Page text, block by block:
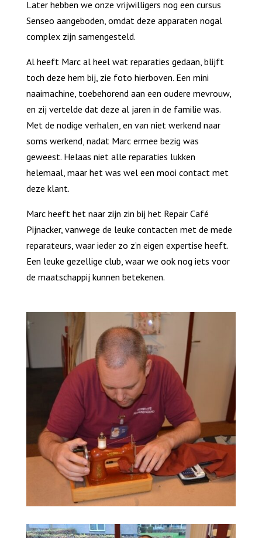
Later hebben we onze vrijwilligers nog een cursus
Senseo aangeboden, omdat deze apparaten nogal
complex zijn samengesteld.
Al heeft Marc al heel wat reparaties gedaan, blijft
toch deze hem bij, zie foto hierboven. Een mini
naaimachine, toebehorend aan een oudere mevrouw,
en zij vertelde dat deze al jaren in de familie was.
Met de nodige verhalen, en van niet werkend naar
soms werkend, nadat Marc ermee bezig was
geweest. Helaas niet alle reparaties lukken
helemaal, maar het was wel een mooi contact met
deze klant.
Marc heeft het naar zijn zin bij het Repair Café
Pijnacker, vanwege de leuke contacten met de mede
reparateurs, waar ieder zo z’n eigen expertise heeft.
Een leuke gezellige club, waar we ook nog iets voor
de maatschappij kunnen betekenen.